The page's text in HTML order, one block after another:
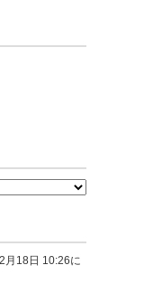
月18日 10:26に